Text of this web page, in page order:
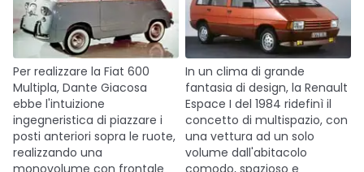
Per realizzare la Fiat 600
Multipla, Dante Giacosa
ebbe l'intuizione
ingegneristica di piazzare i
posti anteriori sopra le ruote,
realizzando una
monovolume con frontale
In un clima di grande
fantasia di design, la Renault
Espace I del 1984 ridefinì il
concetto di multispazio, con
una vettura ad un solo
volume dall'abitacolo
comodo, spazioso e